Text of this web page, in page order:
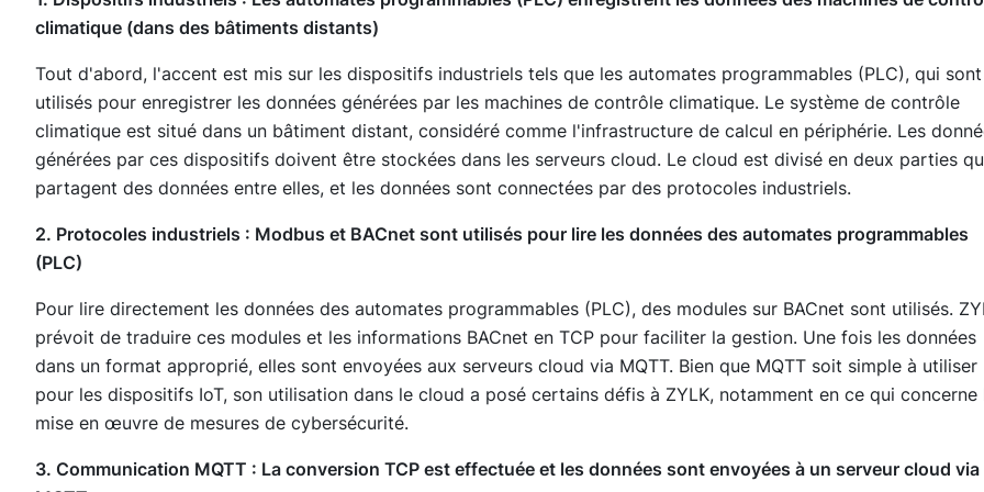
climatique (dans des bâtiments distants)
Tout d'abord, l'accent est mis sur les dispositifs industriels tels que les automates programmables (PLC), qui sont
utilisés pour enregistrer les données générées par les machines de contrôle climatique. Le système de contrôle
climatique est situé dans un bâtiment distant, considéré comme l'infrastructure de calcul en périphérie. Les
générées par ces dispositifs doivent être stockées dans les serveurs cloud. Le cloud est divisé en deux parties
partagent des données entre elles, et les données sont connectées par des protocoles industriels.
2. Protocoles industriels : Modbus et BACnet sont utilisés pour lire les données des automates programmables
(PLC)
Pour lire directement les données des automates programmables (PLC), des modules sur BACnet sont utilisés.
prévoit de traduire ces modules et les informations BACnet en TCP pour faciliter la gestion. Une fois les données
dans un format approprié, elles sont envoyées aux serveurs cloud via MQTT. Bien que MQTT soit simple à utiliser
pour les dispositifs IoT, son utilisation dans le cloud a posé certains défis à ZYLK, notamment en ce qui concerne
mise en œuvre de mesures de cybersécurité.
3. Communication MQTT : La conversion TCP est effectuée et les données sont envoyées à un serveur cloud via